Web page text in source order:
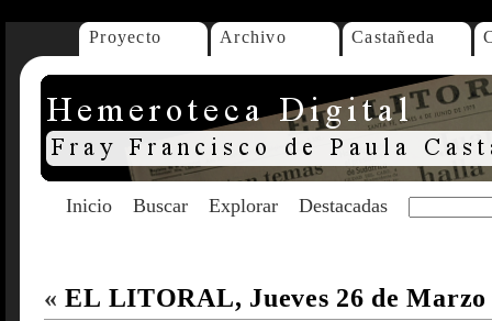
Proyecto Archivo Castañeda
Inicio Buscar Explorar Destacadas
« EL LITORAL, Jueves 26 de